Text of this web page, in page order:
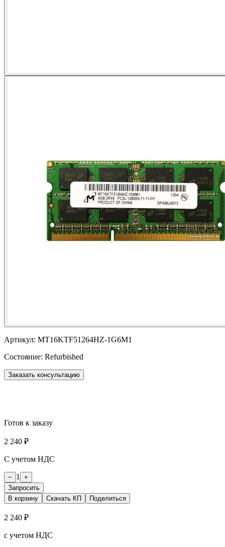
Артикул: MT16KTF51264HZ-1G6M1
Состояние: Refurbished
Заказать консультацию
Готов к заказу
2 240 ₽
С учетом НДС
− 1
+
Запросить
В корзину
Скачать КП Поделиться
2 240 ₽
с учетом НДС